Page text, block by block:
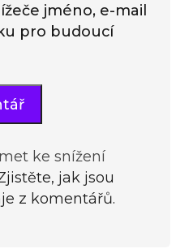
jméno, e-mail
pro budoucí
ke snížení
jak jsou
z komentářů.